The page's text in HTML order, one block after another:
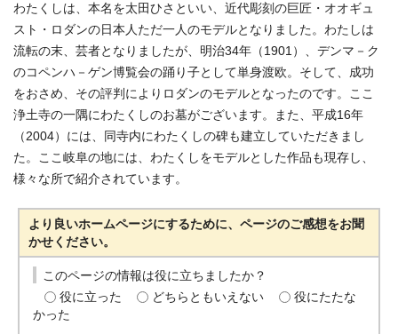
わたくしは、本名を太田ひさといい、近代彫刻の巨匠・オオギュ
スト・ロダンの日本人ただ一人のモデルとなりました。わたしは
流転の末、芸者となりましたが、明治34年（1901）、デンマ－ク
のコペンハ－ゲン博覧会の踊り子として単身渡欧。そして、成功
をおさめ、その評判によりロダンのモデルとなったのです。ここ
浄土寺の一隅にわたくしのお墓がございます。また、平成16年
（2004）には、同寺内にわたくしの碑も建立していただきまし
た。ここ岐阜の地には、わたくしをモデルとした作品も現存し、
様々な所で紹介されています。
より良いホームページにするために、ページのご感想をお聞
かせください。
このページの情報は役に立ちましたか？
役に立った
どちらともいえない
役にたたな
かった